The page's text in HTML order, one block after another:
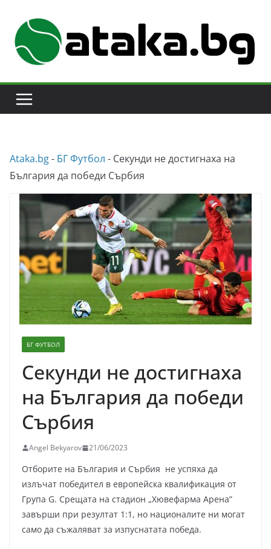
content
Аtaka.bg- БГ Футбол - Секунди не достигнаха на
България да победи Сърбия
БГ ФУТБОЛ
Секунди не достигнаха
на България да победи
Сърбия
Angel Bekyarov 21/06/2023
Отборите на България и Сърбия не успяха да
излъчат победител в европейска квалификация от
Група G. Срещата на стадион „Хювефарма Арена”
завърши при резултат 1:1, но националите ни могат
само да съжаляват за изпуснатата победа.